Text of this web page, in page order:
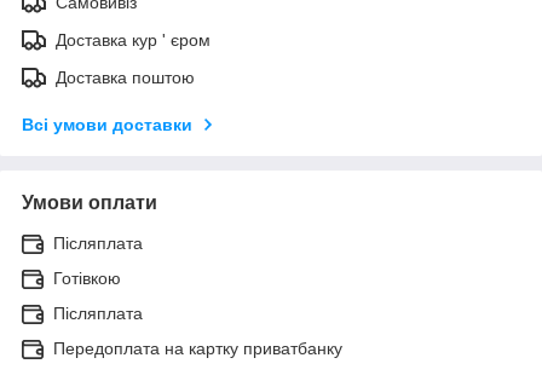
Доставка кур ' єром
Доставка поштою
Всі умови доставки
Умови оплати
Післяплата
Готівкою
Післяплата
Передоплата на картку приватбанку